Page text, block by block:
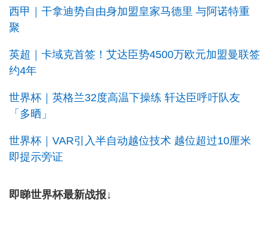
西甲｜干拿迪势自由身加盟皇家马德里 与阿诺特重
聚
英超｜卡域克首签！艾达臣势4500万欧元加盟曼联签
约4年
世界杯｜英格兰32度高温下操练 轩达臣呼吁队友
「多晒」
世界杯｜VAR引入半自动越位技术 越位超过10厘米
即提示旁证
即睇世界杯最新战报↓